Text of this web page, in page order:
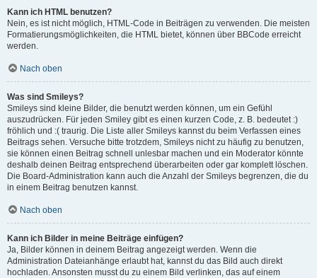
Kann ich HTML benutzen?
Nein, es ist nicht möglich, HTML-Code in Beiträgen zu verwenden. Die meisten
Formatierungsmöglichkeiten, die HTML bietet, können über BBCode erreicht
werden.
Nach oben
Was sind Smileys?
Smileys sind kleine Bilder, die benutzt werden können, um ein Gefühl
auszudrücken. Für jeden Smiley gibt es einen kurzen Code, z. B. bedeutet :)
fröhlich und :( traurig. Die Liste aller Smileys kannst du beim Verfassen eines
Beitrags sehen. Versuche bitte trotzdem, Smileys nicht zu häufig zu benutzen,
sie können einen Beitrag schnell unlesbar machen und ein Moderator könnte
deshalb deinen Beitrag entsprechend überarbeiten oder gar komplett löschen.
Die Board-Administration kann auch die Anzahl der Smileys begrenzen, die du
in einem Beitrag benutzen kannst.
Nach oben
Kann ich Bilder in meine Beiträge einfügen?
Ja, Bilder können in deinem Beitrag angezeigt werden. Wenn die
Administration Dateianhänge erlaubt hat, kannst du das Bild auch direkt
hochladen. Ansonsten musst du zu einem Bild verlinken, das auf einem